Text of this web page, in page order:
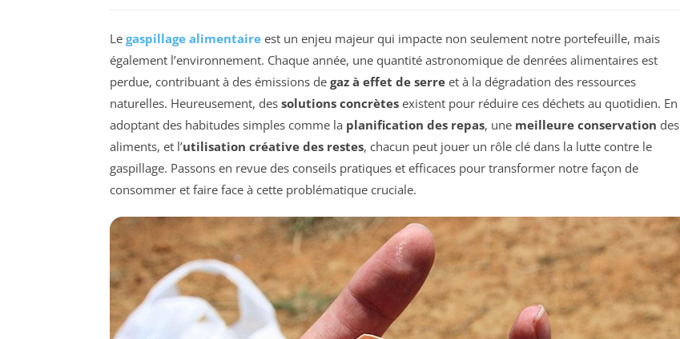
Le gaspillage alimentaire est un enjeu majeur qui impacte non seulement notre portefeuille, mais
également l’environnement. Chaque année, une quantité astronomique de denrées alimentaires est
perdue, contribuant à des émissions de gaz à effet de serre et à la dégradation des ressources
naturelles. Heureusement, des solutions concrètes existent pour réduire ces déchets au quotidien. En
adoptant des habitudes simples comme la planification des repas, une meilleure conservation des
aliments, et l’utilisation créative des restes, chacun peut jouer un rôle clé dans la lutte contre le
gaspillage. Passons en revue des conseils pratiques et efficaces pour transformer notre façon de
consommer et faire face à cette problématique cruciale.